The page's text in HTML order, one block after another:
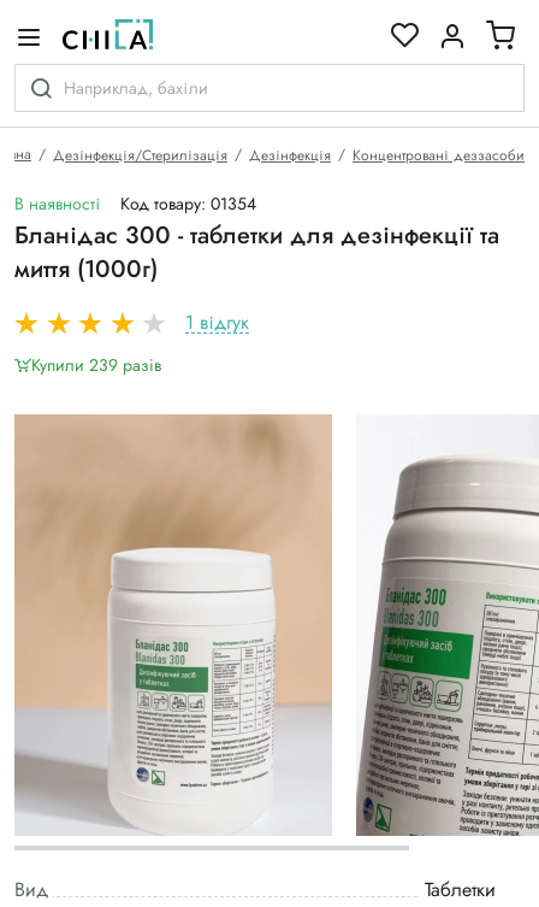
Дезінфекція/Стерилізація Дезінфекція Концентровані деззасоби
В наявності Код товару: 01354
Бланідас 300 - таблетки для дезінфекції та
миття (1000г)
1 відгук
Купили 239 разiв
Вид
Таблетки
гамі